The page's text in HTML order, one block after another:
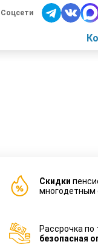
Соцсети
Cкидки
многодетным
Рассрочка по
безопасная